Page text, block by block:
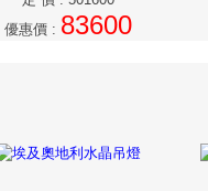
優惠價: 83600